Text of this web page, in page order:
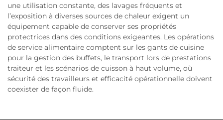
une utilisation constante, des lavages fréquents et
l’exposition à diverses sources de chaleur exigent un
équipement capable de conserver ses propriétés
protectrices dans des conditions exigeantes. Les opérations
de service alimentaire comptent sur les gants de cuisine
pour la gestion des buffets, le transport lors de prestations
traiteur et les scénarios de cuisson à haut volume, où
sécurité des travailleurs et efficacité opérationnelle doivent
coexister de façon fluide.